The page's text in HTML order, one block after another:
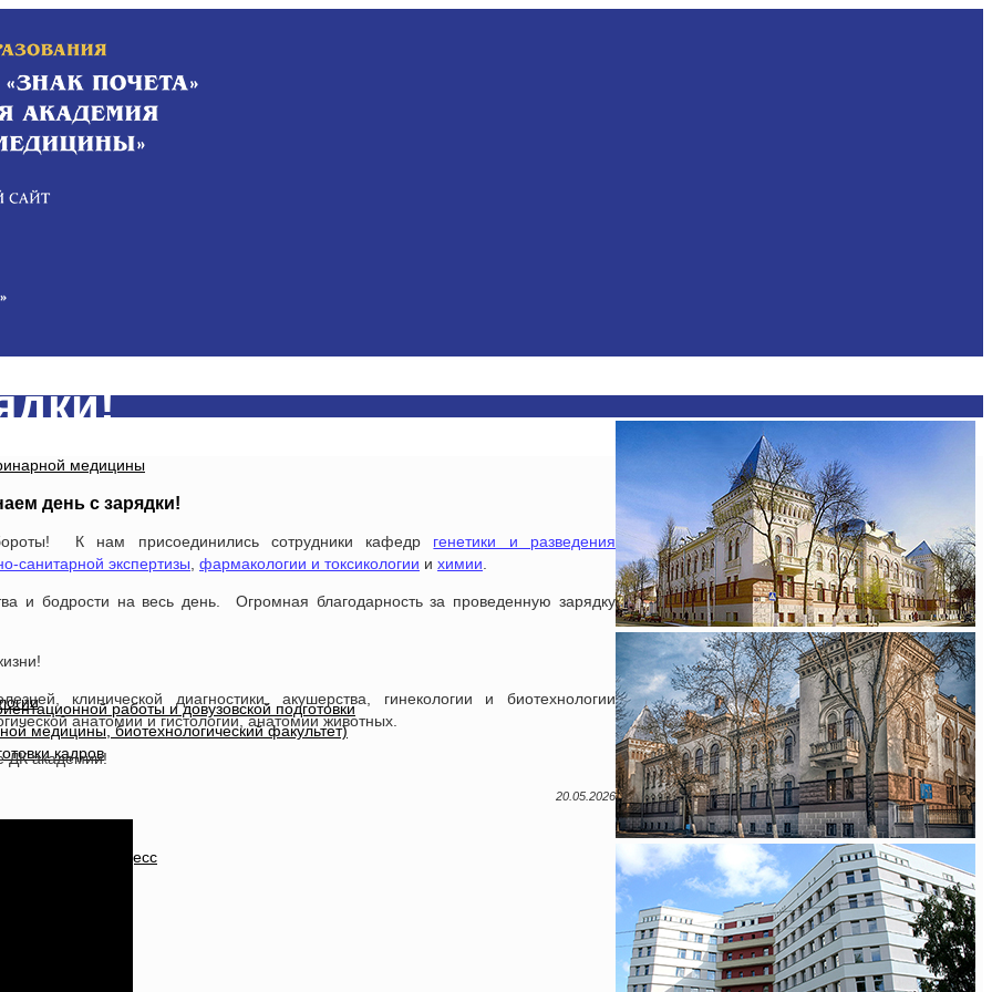
медицины
работы и довузовской подготовки
медицины, биотехнологический факультет)
кадров
в учебный процесс
день с зарядки!
К нам присоединились сотрудники кафедр генетики и разведения
санитарной экспертизы фармакологии и токсикологии и химии
и бодрости на весь день. Огромная благодарность за проведенную зарядку
клинической диагностики, акушерства, гинекологии и биотехнологии
анатомии и гистологии, анатомии животных.
ДК академии!
20.05.2026